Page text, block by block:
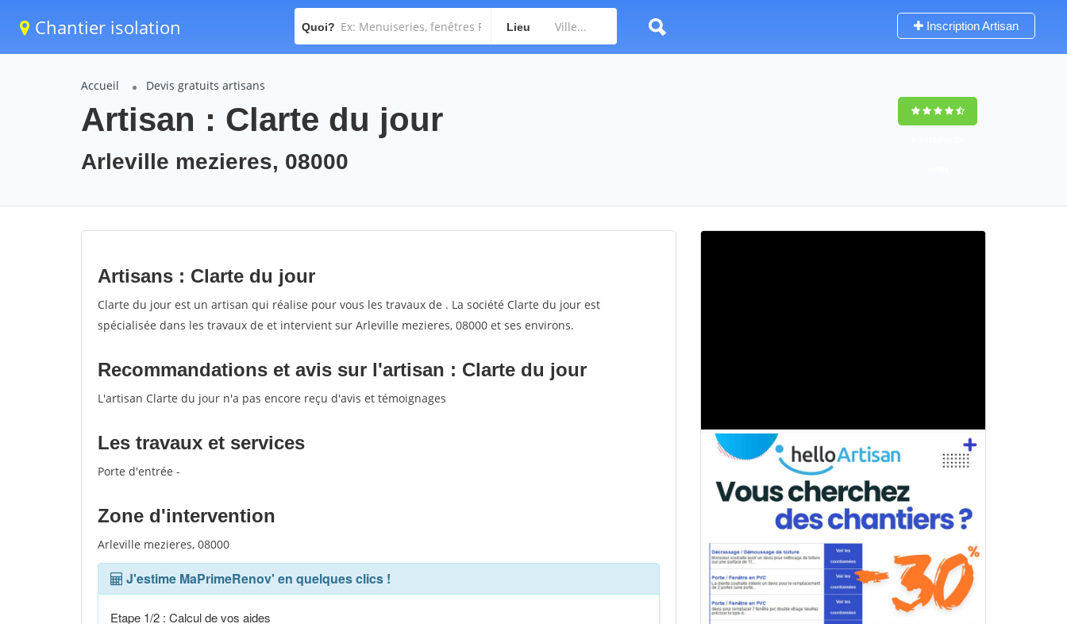
Chantier isolation Quoi? Lieu Inscription Artisan
Accueil Devis gratuits artisans
Artisan : Clarte du jour
Arleville mezieres, 08000
Artisans : Clarte du jour
Clarte du jour est un artisan qui réalise pour vous les travaux de . La société Clarte du jour est
spécialisée dans les travaux de et intervient sur Arleville mezieres, 08000 et ses environs.
Recommandations et avis sur l'artisan : Clarte du jour
L'artisan Clarte du jour n'a pas encore reçu d'avis et témoignages
Les travaux et services
Porte d'entrée -
Zone d'intervention
Arleville mezieres, 08000